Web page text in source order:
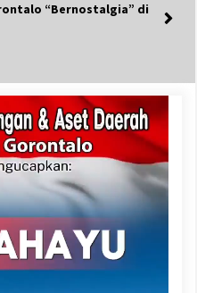
“Bernostalgia” di